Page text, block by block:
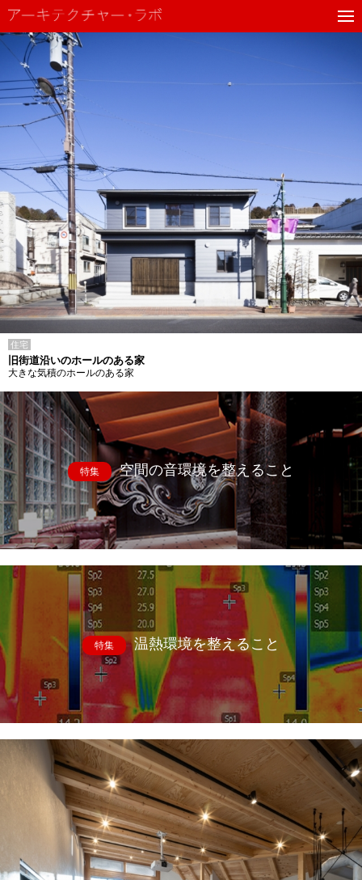
住宅
旧街道沿いのホールのある家
大きな気積のホールのある家
特集 空間の音環境を整えること
特集 温熱環境を整えること